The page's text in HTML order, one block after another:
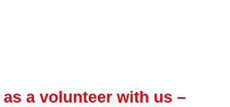
a volunteer with us –